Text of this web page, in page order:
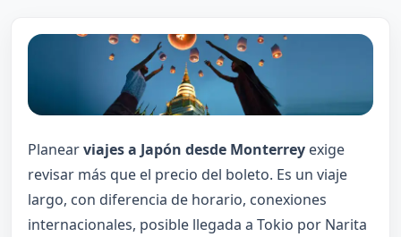
Planearviajes a Japón desde Monterreyexige
revisar más que el precio del boleto. Es un viaje
largo, con diferencia de horario, conexiones
internacionales, posible llegada a Tokio por Narita